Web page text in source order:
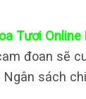
Tươi
đoan sẽ
sách